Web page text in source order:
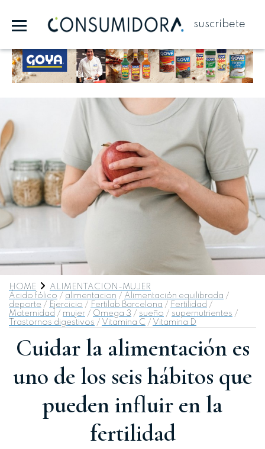
suscríbete
HOME
ALIMENTACION-MUJER
Ácido fólico / alimentacion / Alimentación equilibrada /
deporte / Ejercicio / Fertilab Barcelona / Fertilidad /
Maternidad / mujer / Omega 3 / sueño / supernutrientes /
Trastornos digestivos / Vitamina C / Vitamina D
Cuidar la alimentación es
uno de los seis hábitos que
pueden influir en la
fertilidad